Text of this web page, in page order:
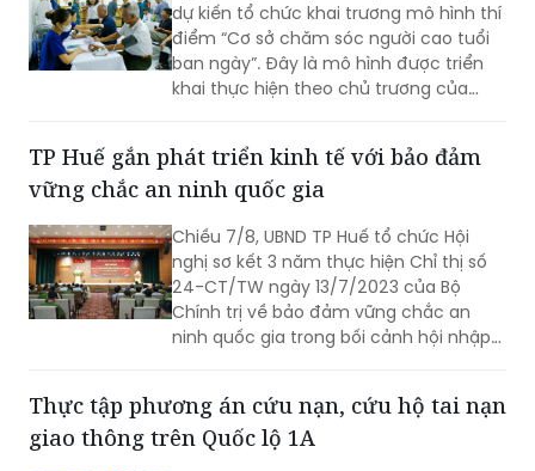
dân làm trung tâm, lấy chất lượng
cuộc sống làm thước đo cho sự phát
triển.
dự kiến tổ chức khai trương mô hình thí
điểm “Cơ sở chăm sóc người cao tuổi
ban ngày”. Đây là mô hình được triển
khai thực hiện theo chủ trương của
xã, phường.
TP Huế gắn phát triển kinh tế với bảo đảm
vững chắc an ninh quốc gia
Chiều 7/8, UBND TP Huế tổ chức Hội
nghị sơ kết 3 năm thực hiện Chỉ thị số
24-CT/TW ngày 13/7/2023 của Bộ
Chính trị về bảo đảm vững chắc an
ninh quốc gia trong bối cảnh hội nhập
Thực tập phương án cứu nạn, cứu hộ tai nạn
giao thông trên Quốc lộ 1A